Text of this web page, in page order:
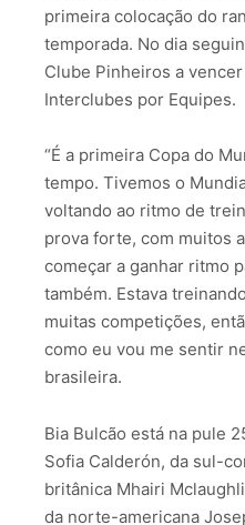
primeira colocação do
temporada. No dia
Clube Pinheiros a
Interclubes por Equipes.
“É a primeira Copa do
tempo. Tivemos o
voltando ao ritmo de
prova forte, com muitos
começar a ganhar ritmo
também. Estava
muitas competições,
como eu vou me sentir
brasileira.
Bia Bulcão está na pule
Sofia Calderón, da sul-
britânica Mhairi
da norte-americana